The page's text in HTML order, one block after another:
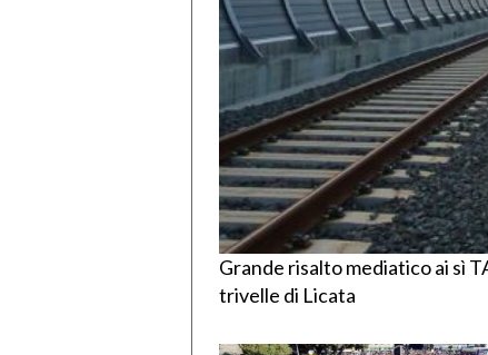
Grande risalto mediatico ai sì
trivelle di Licata